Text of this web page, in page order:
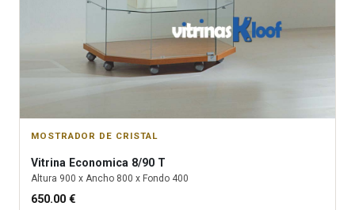
MOSTRADOR DE CRISTAL
Vitrina Economica 8/90 T
Altura 900 x Ancho 800 x Fondo 400
650.00 €